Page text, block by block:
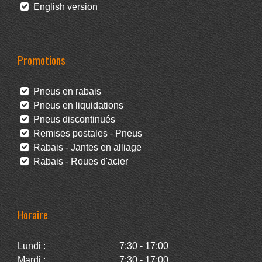
English version
Promotions
Pneus en rabais
Pneus en liquidations
Pneus discontinués
Remises postales - Pneus
Rabais - Jantes en alliage
Rabais - Roues d'acier
Horaire
Lundi :
7:30 - 17:00
Mardi :
7:30 - 17:00